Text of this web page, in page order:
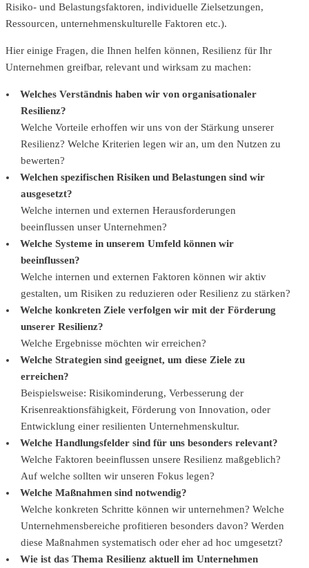
Risiko- und Belastungsfaktoren, individuelle Zielsetzungen,
Ressourcen, unternehmenskulturelle Faktoren etc.).
Hier einige Fragen, die Ihnen helfen können, Resilienz für Ihr
Unternehmen greifbar, relevant und wirksam zu machen:
Welches Verständnis haben wir von organisationaler
Resilienz?
Welche Vorteile erhoffen wir uns von der Stärkung unserer
Resilienz? Welche Kriterien legen wir an, um den Nutzen zu
bewerten?
Welchen spezifischen Risiken und Belastungen sind wir
ausgesetzt?
Welche internen und externen Herausforderungen
beeinflussen unser Unternehmen?
Welche Systeme in unserem Umfeld können wir
beeinflussen?
Welche internen und externen Faktoren können wir aktiv
gestalten, um Risiken zu reduzieren oder Resilienz zu stärken?
Welche konkreten Ziele verfolgen wir mit der Förderung
unserer Resilienz?
Welche Ergebnisse möchten wir erreichen?
Welche Strategien sind geeignet, um diese Ziele zu
erreichen?
Beispielsweise: Risikominderung, Verbesserung der
Krisenreaktionsfähigkeit, Förderung von Innovation, oder
Entwicklung einer resilienten Unternehmenskultur.
Welche Handlungsfelder sind für uns besonders relevant?
Welche Faktoren beeinflussen unsere Resilienz maßgeblich?
Auf welche sollten wir unseren Fokus legen?
Welche Maßnahmen sind notwendig?
Welche konkreten Schritte können wir unternehmen? Welche
Unternehmensbereiche profitieren besonders davon? Werden
diese Maßnahmen systematisch oder eher ad hoc umgesetzt?
Wie ist das Thema Resilienz aktuell im Unternehmen